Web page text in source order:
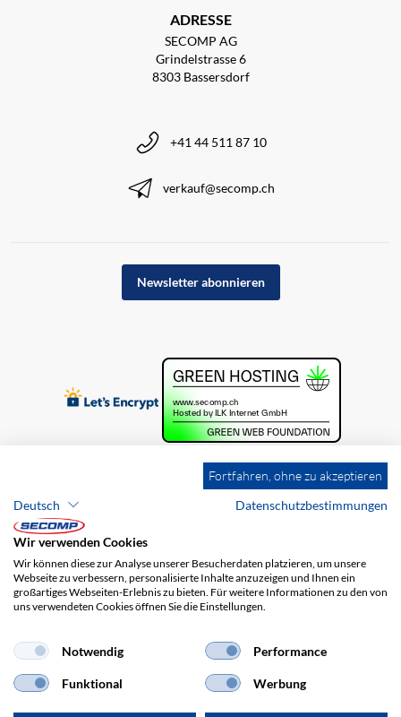
ADRESSE
SECOMP AG
Grindelstrasse 6
8303 Bassersdorf
+41 44 511 87 10
verkauf@secomp.ch
Newsletter abonnieren
Brands Impressum
AGB
Haftungsausschluss
Versandkosten
Fortfahren, ohne zu akzeptieren
Deutsch
Datenschutzbestimmungen
Wir verwenden Cookies
Wir können diese zur Analyse unserer Besucherdaten platzieren, um unsere
Webseite zu verbessern, personalisierte Inhalte anzuzeigen und Ihnen ein
großartiges Webseiten-Erlebnis zu bieten. Für weitere Informationen zu den von
uns verwendeten Cookies öffnen Sie die Einstellungen.
Notwendig Performance
Funktional Werbung